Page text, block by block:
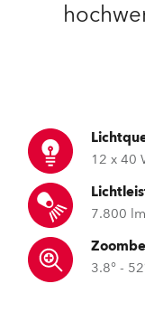
12 x 40
7.800
3.8° -